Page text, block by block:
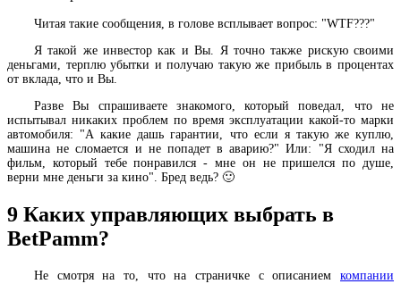
Читая такие сообщения, в голове всплывает вопрос: "WTF???"
Я такой же инвестор как и Вы. Я точно также рискую своими
деньгами, терплю убытки и получаю такую же прибыль в процентах
от вклада, что и Вы.
Разве Вы спрашиваете знакомого, который поведал, что не
испытывал никаких проблем по время эксплуатации какой-то марки
автомобиля: "А какие дашь гарантии, что если я такую же куплю,
машина не сломается и не попадет в аварию?" Или: "Я сходил на
фильм, который тебе понравился - мне он не пришелся по душе,
верни мне деньги за кино". Бред ведь? 🙂
9 Каких управляющих выбрать в
BetPamm?
Не смотря на то, что на страничке с описанием компании